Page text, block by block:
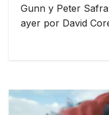
Gunn y Peter
ayer por David